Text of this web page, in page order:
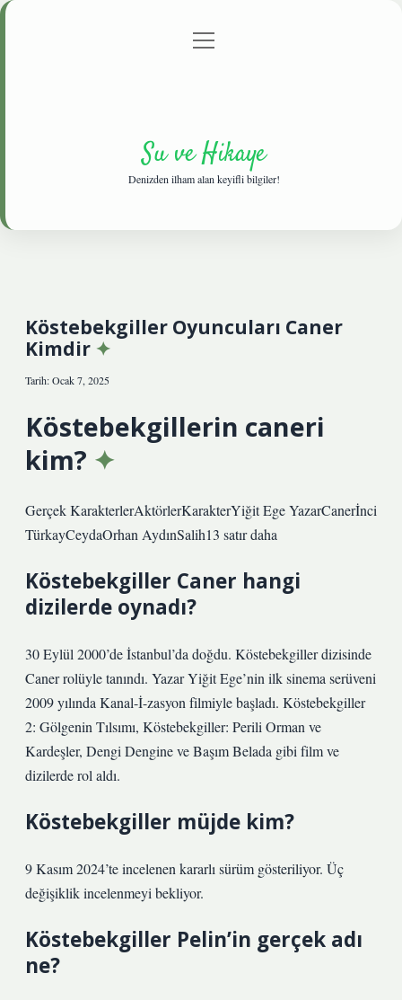
Gizlilik Politikası
menüyü
Su ve Hikaye
Denizden ilham alan keyifli bilgiler!
Köstebekgiller Oyuncuları Caner
Kimdir
Tarih: Ocak 7, 2025
Köstebekgillerin caneri
kim?
Gerçek KarakterlerAktörlerKarakterYiğit Ege YazarCanerİnci
TürkayCeydaOrhan AydınSalih13 satır daha
Köstebekgiller Caner hangi
dizilerde oynadı?
30 Eylül 2000’de İstanbul’da doğdu. Köstebekgiller dizisinde
Caner rolüyle tanındı. Yazar Yiğit Ege’nin ilk sinema serüveni
2009 yılında Kanal-İ-zasyon filmiyle başladı. Köstebekgiller
2: Gölgenin Tılsımı, Köstebekgiller: Perili Orman ve
Kardeşler, Dengi Dengine ve Başım Belada gibi film ve
dizilerde rol aldı.
Köstebekgiller müjde kim?
9 Kasım 2024’te incelenen kararlı sürüm gösteriliyor. Üç
değişiklik incelenmeyi bekliyor.
Köstebekgiller Pelin’in gerçek adı
ne?